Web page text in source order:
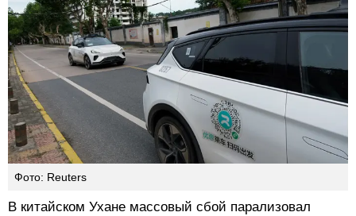
Фото: Reuters
В китайском Ухане массовый сбой парализовал